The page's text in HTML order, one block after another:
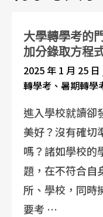
大學轉學考的
加分錄取方程
2025 年 1 月 25 日
轉學考 、暑期轉學
進入學校就讀卻
美好？沒有確切
嗎？諸如學校的
題，在不符合自
所、學校，同時
要考 …